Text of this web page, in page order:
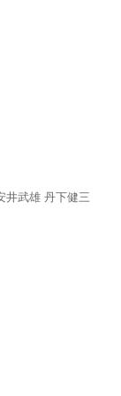
武雄 丹下健三